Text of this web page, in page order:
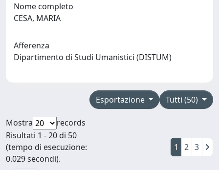
Nome completo
CESA, MARIA
Afferenza
Dipartimento di Studi Umanistici (DISTUM)
Tutti (50)
Esportazione
Mostra
records
Risultati 1 - 20 di 50
(tempo di esecuzione:
0.029 secondi).
1 2 3